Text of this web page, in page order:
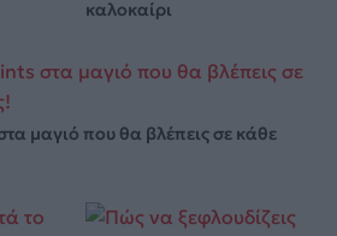
καλοκαίρι
μαγιό που θα βλέπεις σε κάθε